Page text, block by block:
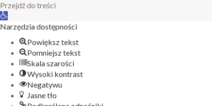
Przejdź do treści
Otwórz
pasek
narzędzi
Narzędzia dostępności
Powiększ tekst
Pomniejsz tekst
Skala szarości
Wysoki kontrast
Negatywu
Jasne tło